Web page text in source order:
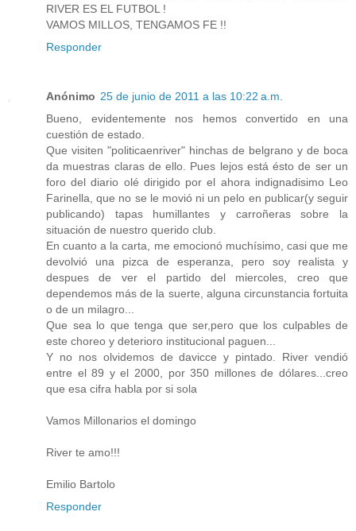
RIVER ES EL FUTBOL !
VAMOS MILLOS, TENGAMOS FE !!
Responder
Anónimo 25 de junio de 2011 a las 10:22 a.m.
Bueno, evidentemente nos hemos convertido en una
cuestión de estado.
Que visiten "politicaenriver" hinchas de belgrano y de boca
da muestras claras de ello. Pues lejos está ésto de ser un
foro del diario olé dirigido por el ahora indignadisimo Leo
Farinella, que no se le movió ni un pelo en publicar(y seguir
publicando) tapas humillantes y carroñeras sobre la
situación de nuestro querido club.
En cuanto a la carta, me emocionó muchísimo, casi que me
devolvió una pizca de esperanza, pero soy realista y
despues de ver el partido del miercoles, creo que
dependemos más de la suerte, alguna circunstancia fortuita
o de un milagro...
Que sea lo que tenga que ser,pero que los culpables de
este choreo y deterioro institucional paguen...
Y no nos olvidemos de davicce y pintado. River vendió
entre el 89 y el 2000, por 350 millones de dólares...creo
que esa cifra habla por si sola
Vamos Millonarios el domingo
River te amo!!!
Emilio Bartolo
Responder